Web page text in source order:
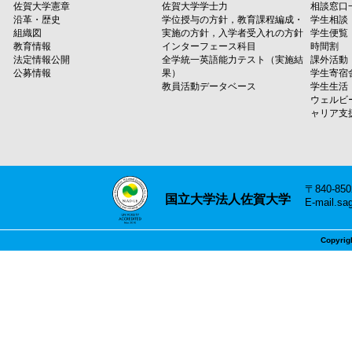
佐賀大学憲章
沿革・歴史
組織図
教育情報
法定情報公開
公募情報
佐賀大学学士力
学位授与の方針，教育課程編成・
実施の方針，入学者受入れの方針
インターフェース科目
全学統一英語能力テスト（実施結
果）
教員活動データベース
相談窓口
学生相談
学生便覧
時間割
課外活動
学生寄宿
学生生活
ウェルビ
ャリア支
国立大学法人佐賀大学
〒840-
E-